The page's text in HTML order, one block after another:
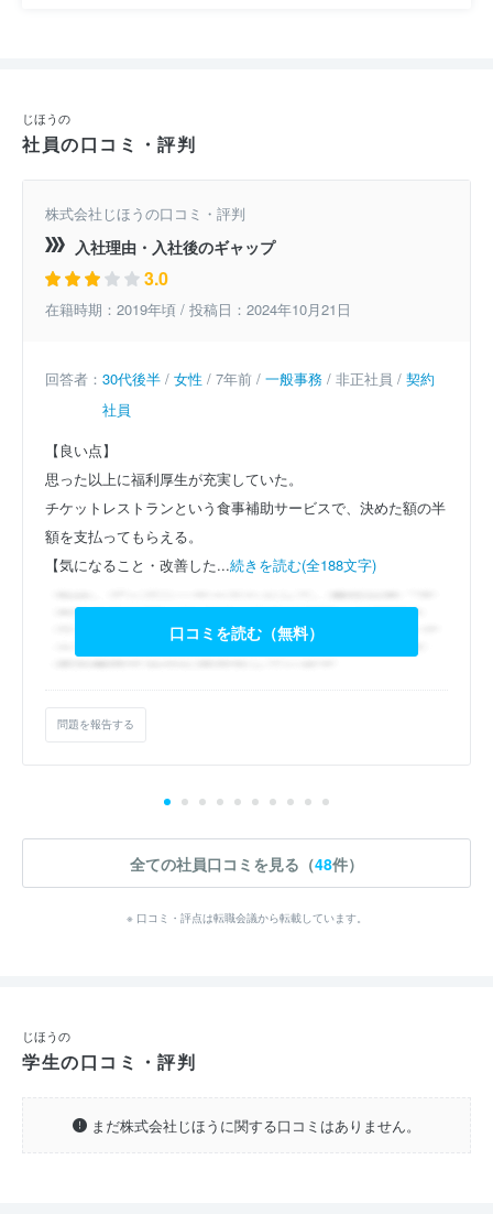
じほうの
社員の口コミ・評判
株式会社じほうの口コミ・評判
入社理由・入社後のギャップ
3.0
在籍時期：2019年頃 / 投稿日：2024年10月21日
回答者： 30代後半 / 女性 / 7年前 / 一般事務 / 非正社員 / 契約
社員
【良い点】
思った以上に福利厚生が充実していた。
チケットレストランという食事補助サービスで、決めた額の半
額を支払ってもらえる。
【気になること・改善した...続きを読む(全188文字)
口コミを読む（無料）
問題を報告する
全ての社員口コミを見る（48件）
※ 口コミ・評点は転職会議から転載しています。
じほうの
学生の口コミ・評判
まだ株式会社じほうに関する口コミはありません。